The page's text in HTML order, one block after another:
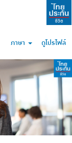
ภาษา ดูโปรไฟล์